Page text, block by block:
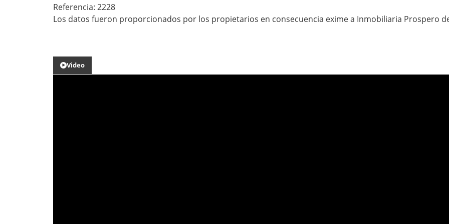
Referencia: 2228
Los datos fueron proporcionados por los propietarios en consecuencia exime a Inmobiliaria Prospero
Video